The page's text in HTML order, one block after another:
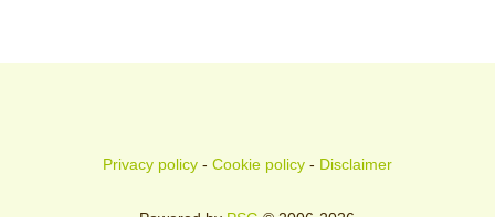
Privacy policy- Cookie policy- Disclaimer